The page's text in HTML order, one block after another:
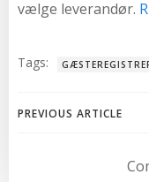
vælge leverandør.
Tags:
Post
PREVIOUS ARTICLE